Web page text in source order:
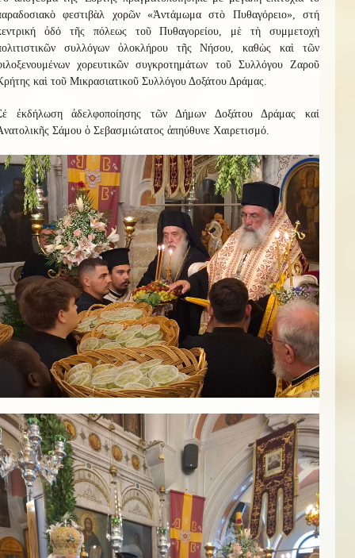
φεστιβὰλ χορῶν «Ἀντάμωμα στὸ Πυθαγόρειο», στή
ὀδό τῆς πόλεως τοῦ Πυθαγορείου, μὲ τὴ συμμετοχὴ
συλλόγων ὁλοκλήρου τῆς Νήσου, καθὼς καὶ τῶν
χορευτικῶν συγκροτημάτων τοῦ Συλλόγου Ζαροῦ
καὶ τοῦ Μικρασιατικοῦ Συλλόγου Δοξάτου Δράμας.
ἐκδήλωση ἀδελφοποίησης τῶν Δήμων Δοξάτου Δράμας καί
Σάμου ὁ Σεβασμιώτατος ἀπηύθυνε Χαιρετισμό.